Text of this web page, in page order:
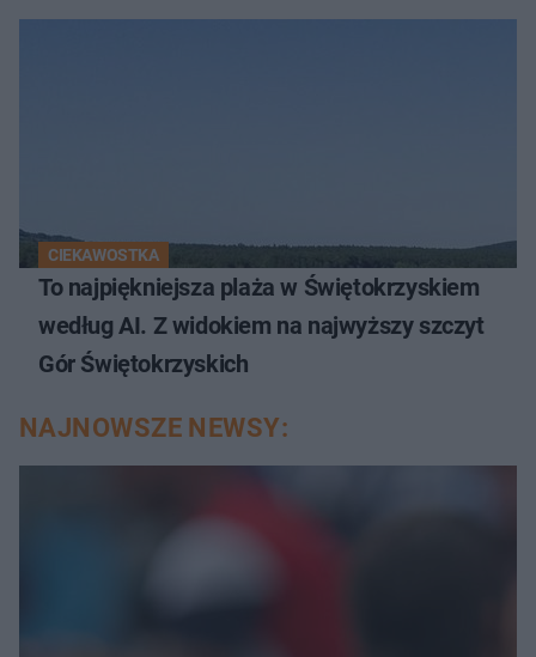
CIEKAWOSTKA
To najpiękniejsza plaża w Świętokrzyskiem
według AI. Z widokiem na najwyższy szczyt
Gór Świętokrzyskich
NAJNOWSZE NEWSY: